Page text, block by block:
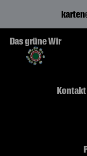
Das grüne Wir